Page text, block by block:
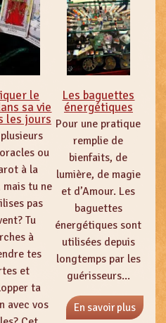
le
sa vie
les jours
ou
à la
mais tu ne
pas
Tu
à
tes
et
ta
avec vos
Les baguettes
énergétiques
Pour une pratique
remplie de
bienfaits, de
lumière, de magie
et d’Amour. Les
baguettes
énergétiques sont
utilisées depuis
longtemps par les
guérisseurs...
En savoir plus